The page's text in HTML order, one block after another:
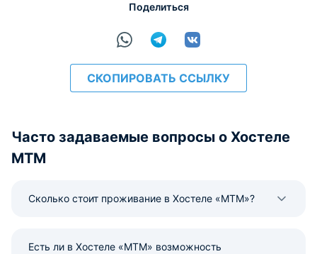
Поделиться
СКОПИРОВАТЬ ССЫЛКУ
Часто задаваемые вопросы о Хостеле
MTM
Сколько стоит проживание в Хостеле «MTM»?
Есть ли в Хостеле «MTM» возможность